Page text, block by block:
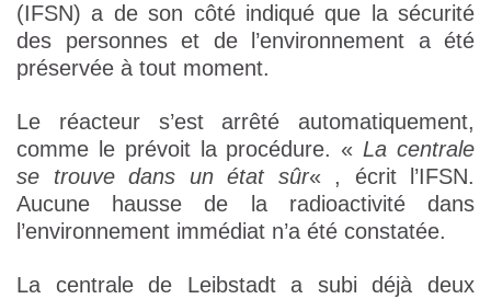
(IFSN) a de son côté indiqué que la sécurité
des personnes et de l’environnement a été
préservée à tout moment.
Le réacteur s’est arrêté automatiquement,
comme le prévoit la procédure. « La centrale
se trouve dans un état sûr« , écrit l’IFSN.
Aucune hausse de la radioactivité dans
l’environnement immédiat n’a été constatée.
La centrale de Leibstadt a subi déjà deux